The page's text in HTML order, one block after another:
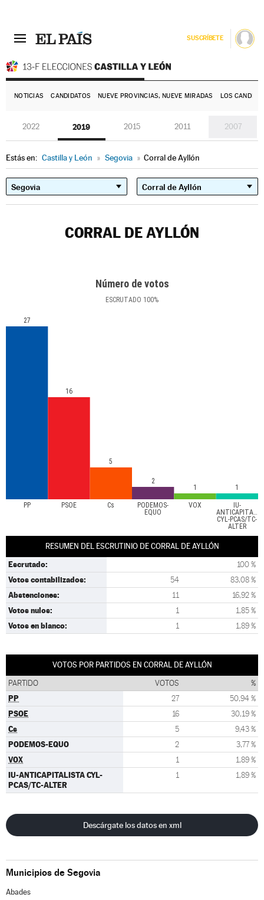
SUSCRÍBETE
NOTICIAS CANDIDATOS NUEVE PROVINCIAS, NUEVE MIRADAS LOS
2022 2019 2015 2011 2007
Estás en: Castilla y León » Segovia » Corral de Ayllón
CORRAL DE AYLLÓN
Número de votos
ESCRUTADO 100%
PP PSOE Cs
PODEMOS-
EQUO
VOX
IU-
CYL-PCAS/TC-
ALTER
27
16
5
2
1 1
RESUMEN DEL ESCRUTINIO DE CORRAL DE AYLLÓN
Escrutado: 100 %
Votos contabilizados: 54 83,08 %
Abstenciones: 11 16,92 %
Votos nulos: 1 1,85 %
Votos en blanco: 1 1,89 %
VOTOS POR PARTIDOS EN CORRAL DE AYLLÓN
PARTIDO VOTOS %
PP 27 50,94 %
PSOE 16 30,19 %
Cs 5 9,43 %
PODEMOS-EQUO 2 3,77 %
VOX 1 1,89 %
IU-ANTICAPITALISTA CYL-
PCAS/TC-ALTER
1 1,89 %
Descárgate los datos en xml
Municipios de Segovia
Abades